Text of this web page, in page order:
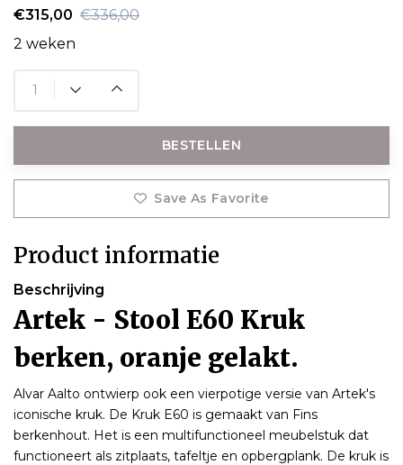
€315,00 €336,00
2 weken
BESTELLEN
Save As Favorite
Product informatie
Beschrijving
Artek - Stool E60 Kruk
berken, oranje gelakt.
Alvar Aalto ontwierp ook een vierpotige versie van Artek's
iconische kruk. De Kruk E60 is gemaakt van Fins
berkenhout. Het is een multifunctioneel meubelstuk dat
functioneert als zitplaats, tafeltje en opbergplank. De kruk is